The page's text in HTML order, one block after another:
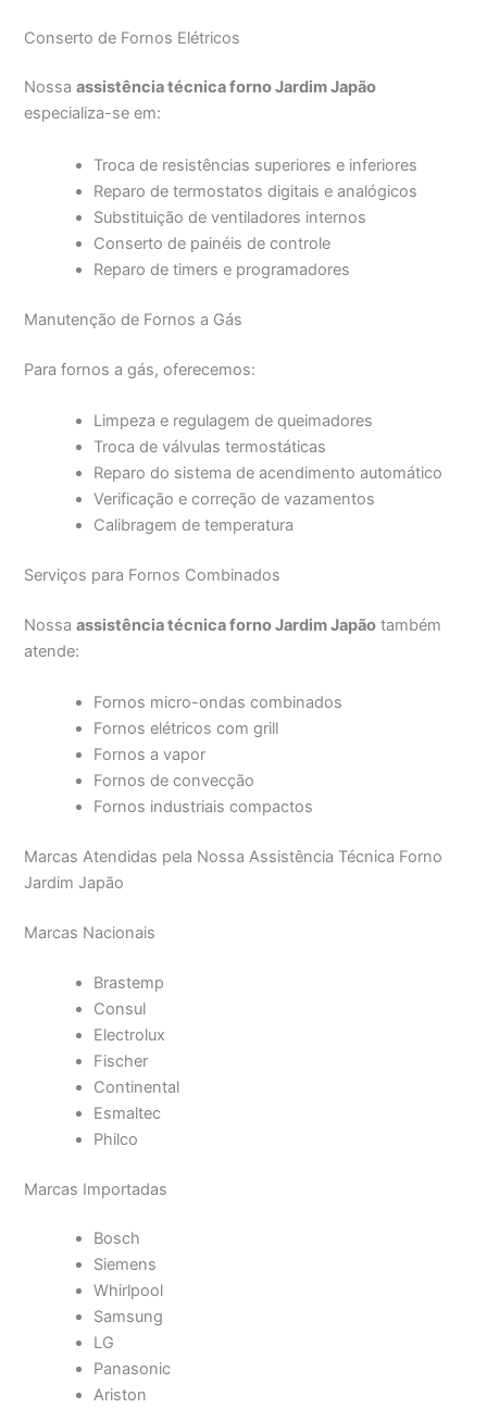
Conserto de Fornos Elétricos
Nossaassistência técnica forno Jardim Japão
especializa-se em:
Troca de resistências superiores e inferiores
Reparo de termostatos digitais e analógicos
Substituição de ventiladores internos
Conserto de painéis de controle
Reparo de timers e programadores
Manutenção de Fornos a Gás
Para fornos a gás, oferecemos:
Limpeza e regulagem de queimadores
Troca de válvulas termostáticas
Reparo do sistema de acendimento automático
Verificação e correção de vazamentos
Calibragem de temperatura
Serviços para Fornos Combinados
Nossaassistência técnica forno Jardim Japão também
atende:
Fornos micro-ondas combinados
Fornos elétricos com grill
Fornos a vapor
Fornos de convecção
Fornos industriais compactos
Marcas Atendidas pela Nossa Assistência Técnica Forno
Jardim Japão
Marcas Nacionais
Brastemp
Consul
Electrolux
Fischer
Continental
Esmaltec
Philco
Marcas Importadas
Bosch
Siemens
Whirlpool
Samsung
LG
Panasonic
Ariston